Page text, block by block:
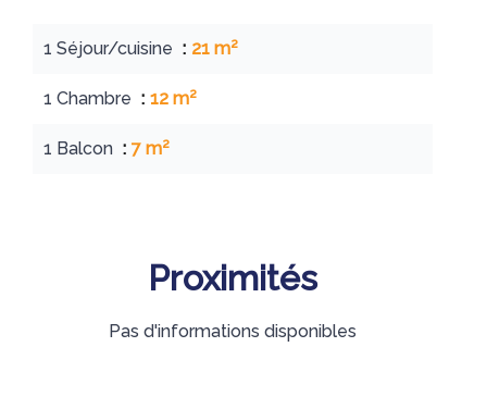
1 Séjour/cuisine 21 m²
1 Chambre 12 m²
1 Balcon 7 m²
Proximités
Pas d'informations disponibles